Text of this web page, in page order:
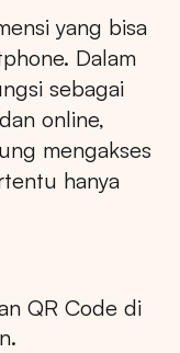
yang bisa
Dalam
sebagai
online,
mengakses
hanya
QR Code di